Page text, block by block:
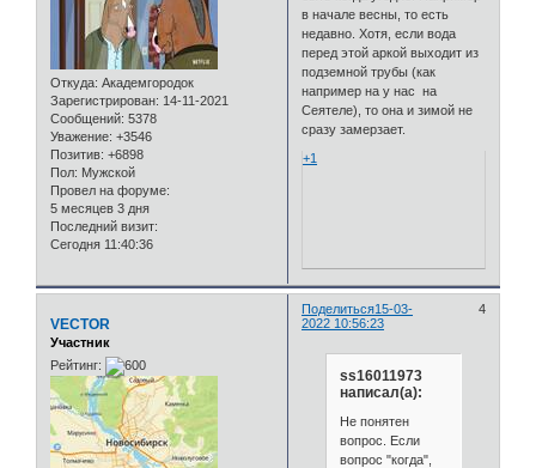
Откуда: Академгородок
Зарегистрирован: 14-11-2021
Сообщений: 5378
Уважение: +3546
Позитив: +6898
Пол: Мужской
Провел на форуме:
5 месяцев 3 дня
Последний визит:
Сегодня 11:40:36
в начале весны, то есть
недавно. Хотя, если вода
перед этой аркой выходит из
подземной трубы (как
например на у нас на
Сеятеле), то она и зимой не
сразу замерзает.
+1
Поделиться 4
15-03-
2022 10:56:23
VECTOR
Участник
Рейтинг:
ss16011973
написал(а):
Не понятен
вопрос. Если
вопрос "когда",